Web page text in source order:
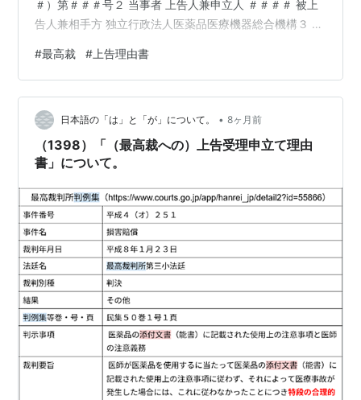
＃）第＃＃＃号２ 当事者 上告人兼申立人 ＃＃＃＃ 被上
告人兼相手方 独立行政法人医薬品医療機器総合機構３ 原
＃）第＃＃号従って、（02）「上告棄却決定」となるの
か、「判決」となるのかという「最終段階」にあるもの
の、因みに、（03）「上告受理申立て理由書（判例違
反）」に関しては、９月５日に、「弁護士会館」にて、
「上告理由書（釈明義務違反・弁論主義違反（不意
打）・裁判上の自白」に関しては、…
#最高裁 # 上告理由書
日本語の「は」と「が」について。 • 8ヶ月前
（1398）「（最高裁への）上告受理申立て理由
書」について。